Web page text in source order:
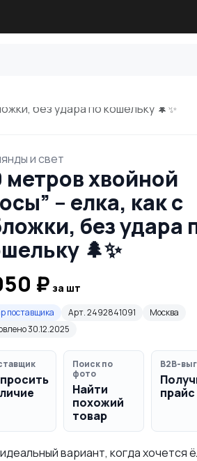
без удара по кошельку 🌲✨
и свет
метров хвойной
– елка, как с
без удара
🌲✨
₽ за шт
поставщика Арт. 2492841091
Москва
30.12.2025
Поиск по
фото
Найти
похожий
товар
B2B-
прайс
вариант, когда хочется